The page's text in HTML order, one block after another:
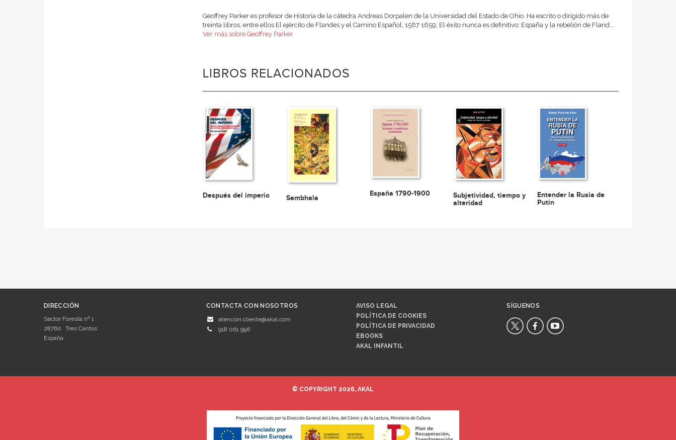
Geoffrey Parker es profesor de Historia de la cátedra Andreas Dorpalen de la Universidad del Estado de Ohio. Ha escrito o dirigido más de
treinta libros, entre ellos El ejército de Flandes y el Camino Español, 1567 1659; El éxito nunca es definitivo; España y la rebelión de Fland...
Ver más sobre Geoffrey Parker
LIBROS RELACIONADOS
Después del imperio Sambhala
España 1790-1900
Subjetividad, tiempo y
alteridad
Entender la Rusia de
Putin
DIRECCIÓN
Sector Foresta nº 1
28760
Tres Cantos
España
CONTACTA CON NOSOTROS
atencion.cliente@akal.com
918 061 996
AVISO LEGAL
POLÍTICA DE COOKIES
POLÍTICA DE PRIVACIDAD
EBOOKS
AKAL INFANTIL
SÍGUENOS
© COPYRIGHT 2026, AKAL